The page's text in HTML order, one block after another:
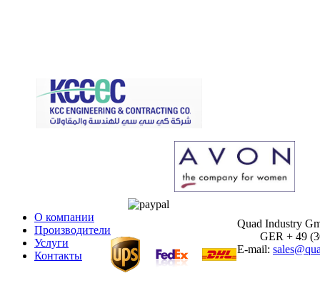
О компании
Производители
Услуги
Контакты
Quad Industry
GER + 49
E-mail: